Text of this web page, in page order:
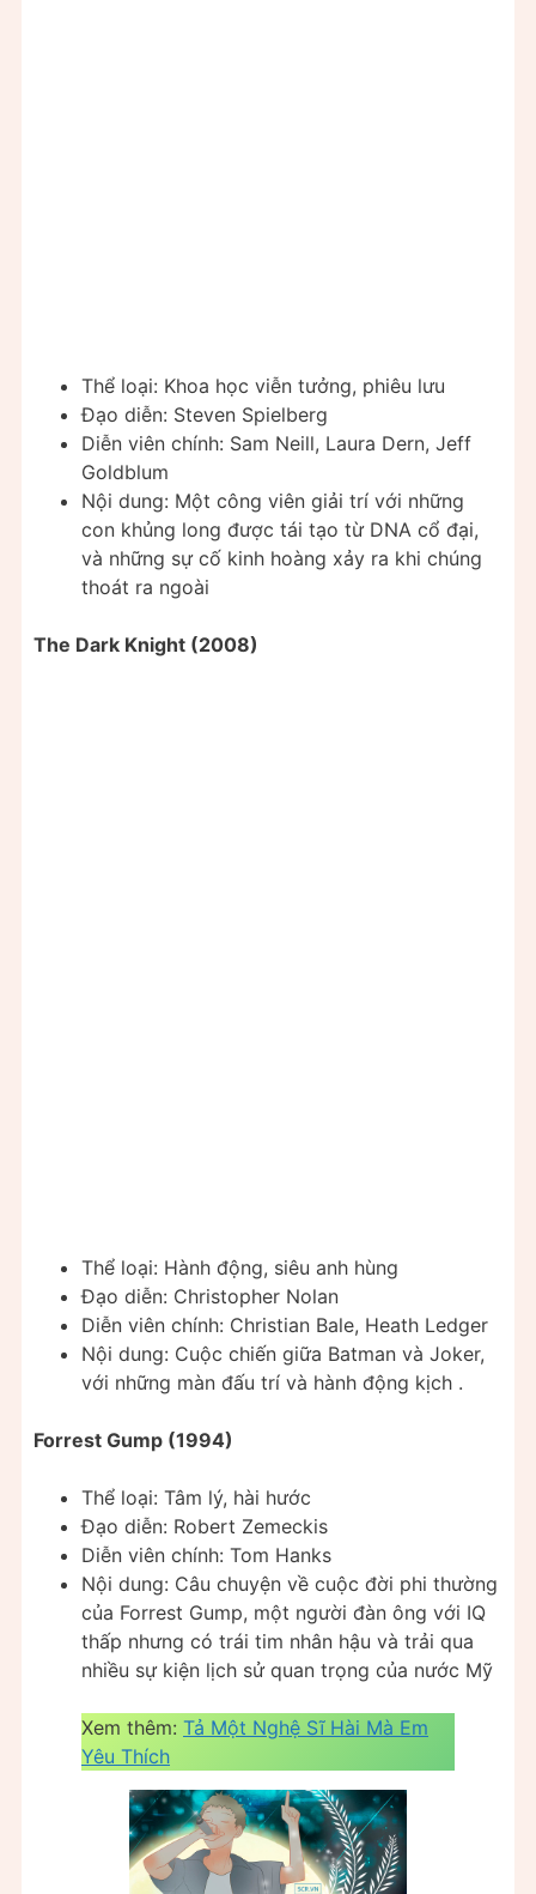
Thể loại: Khoa học viễn tưởng, phiêu lưu
Đạo diễn: Steven Spielberg
Diễn viên chính: Sam Neill, Laura Dern, Jeff
Goldblum
Nội dung: Một công viên giải trí với những
con khủng long được tái tạo từ DNA cổ đại,
và những sự cố kinh hoàng xảy ra khi chúng
thoát ra ngoài
The Dark Knight (2008)
Thể loại: Hành động, siêu anh hùng
Đạo diễn: Christopher Nolan
Diễn viên chính: Christian Bale, Heath Ledger
Nội dung: Cuộc chiến giữa Batman và Joker,
với những màn đấu trí và hành động kịch .
Forrest Gump (1994)
Thể loại: Tâm lý, hài hước
Đạo diễn: Robert Zemeckis
Diễn viên chính: Tom Hanks
Nội dung: Câu chuyện về cuộc đời phi thường
của Forrest Gump, một người đàn ông với IQ
thấp nhưng có trái tim nhân hậu và trải qua
nhiều sự kiện lịch sử quan trọng của nước Mỹ
Xem thêm: Tả Một Nghệ Sĩ Hài Mà Em
Yêu Thích